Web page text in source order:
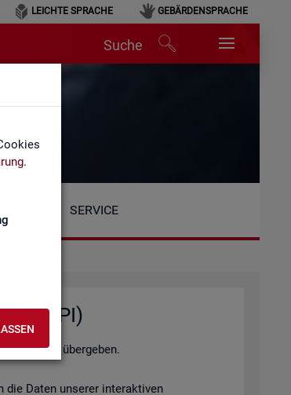
.
LEICHTE SPRACHE GEBÄRDENSPRACHE
Suche
SERVICE
(API)
zu über­ge­ben.
Daten un­se­rer in­ter­ak­ti­ven